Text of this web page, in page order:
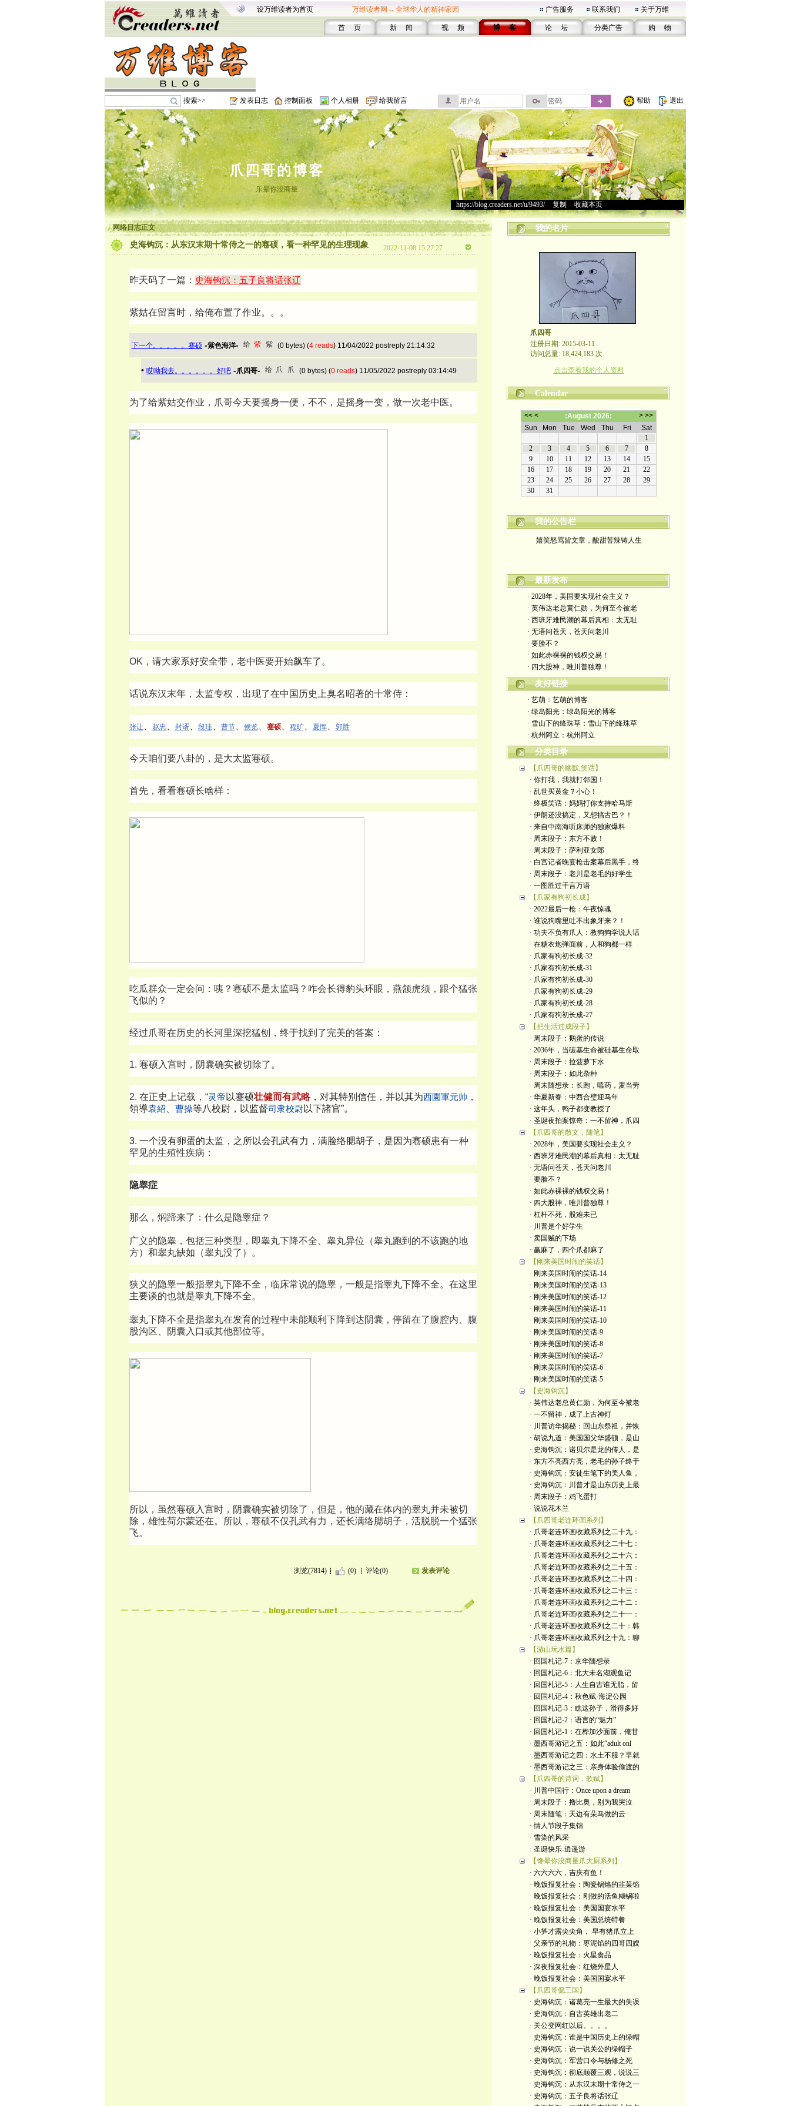
设万维读者为首页 万维读者网 -- 全球华人的精神家园 广告服务 联系我们 关于万维
首 页 新 闻 视 频 博 客 论 坛 分类广告 购 物
搜索>> 发表日志 控制面板 个人相册 给我留言 帮助 退出
爪四哥的博客
乐晕你没商量
https://blog.creaders.net/u/9493/> 复制 收藏本页
网络日志正文
史海钩沉：从东汉末期十常侍之一的寋硕，看一种罕见的生理现象 2022-11-08 15:27:27
昨天码了一篇： 史海钩沉：五子良将话张辽
紫姑在留言时，给俺布置了作业。。。
下一个。。。。。蹇硕 -紫色海洋- (0 bytes) (4 reads) 11/04/2022 postreply 21:14:32
• 哎呦我去。。。。。。好吧 -爪四哥- (0 bytes) (0 reads) 11/05/2022 postreply 03:14:49
为了给紫姑交作业，爪哥今天要摇身一便，不不，是摇身一变，做一次老中医。
OK，请大家系好安全带，老中医要开始飙车了。
话说东汉末年，太监专权，出现了在中国历史上臭名昭著的十常侍：
张让、 赵忠 封谞、 段珪、 曹节、 侯览、 蹇硕、 程旷、 夏恽、 郭胜
今天咱们要八卦的，是大太监寋硕。
首先，看看寋硕长啥样：
吃瓜群众一定会问：咦？寋硕不是太监吗？咋会长得豹头环眼，燕颔虎须，跟个猛张
飞似的？
经过爪哥在历史的长河里深挖猛刨，终于找到了完美的答案：
1. 寋硕入宫时，阴囊确实被切除了。
2. 在正史上记载，“灵帝 以蹇硕壮健而有武略，对其特别信任，并以其为西園軍元帅 ，
領導袁紹 曹操等八校尉，以监督司隶校尉以下諸官”。
3. 一个没有卵蛋的太监，之所以会孔武有力，满脸络腮胡子，是因为寋硕患有一种
罕见的生殖性疾病：
隐睾症
那么，焖蹄来了：什么是隐睾症？
广义的隐睾，包括三种类型，即睾丸下降不全、睾丸异位（睾丸跑到的不该跑的地
方）和睾丸缺如（睾丸没了）。
狭义的隐睾一般指睾丸下降不全，临床常说的隐睾，一般是指睾丸下降不全。在这里
主要谈的也就是睾丸下降不全。
睾丸下降不全是指睾丸在发育的过程中未能顺利下降到达阴囊，停留在了腹腔内、腹
股沟区、阴囊入口或其他部位等。
所以，虽然寋硕入宫时，阴囊确实被切除了，但是，他的藏在体内的睾丸并未被切
除，雄性荷尔蒙还在。所以，寋硕不仅孔武有力，还长满络腮胡子，活脱脱一个猛张
飞。
浏览(7814) (0) 评论(0) 发表评论
我的名片
爪四哥
注册日期: 2015-03-11
访问总量: 18,424,183 次
点击查看我的个人资料
Calendar
我的公告栏
最新发布
· 2028年，美国要实现社会主义？
· 英伟达老总黄仁勋，为何至今被老
· 西班牙难民潮的幕后真相：太无耻
· 无语问苍天，苍天问老川
· 要脸不？
· 如此赤裸裸的钱权交易！
· 四大股神，唯川普独尊！
友好链接
· 艺萌：艺萌的博客
· 绿岛阳光：绿岛阳光的博客
· 雪山下的绛珠草：雪山下的绛珠草
· 杭州阿立：杭州阿立
分类目录
【爪四哥的幽默,笑话】
· 你打我，我就打邻国！
· 乱世买黄金？小心！
· 终极笑话：妈妈打你支持哈马斯
· 伊朗还没搞定，又想搞古巴？！
· 来自中南海听床师的独家爆料
· 周末段子：东方不败！
· 周末段子：萨利亚女郎
· 白宫记者晚宴枪击案幕后黑手，终
· 周末段子：老川是老毛的好学生
· 一图胜过千言万语
【爪家有狗初长成】
· 2022最后一枪：午夜惊魂
· 谁说狗嘴里吐不出象牙来？！
· 功夫不负有爪人：教狗狗学说人话
· 在糖衣炮弹面前，人和狗都一样
· 爪家有狗初长成-32
· 爪家有狗初长成-31
· 爪家有狗初长成-30
· 爪家有狗初长成-29
· 爪家有狗初长成-28
· 爪家有狗初长成-27
【把生活过成段子】
· 周末段子：鹅蛋的传说
· 2036年，当碳基生命被硅基生命取
· 周末段子：拉菠萝下水
· 周末段子：如此杂种
· 周末随想录：长跑，嗑药，麦当劳
· 华夏新春：中西合璧迎马年
· 这年头，鸭子都变教授了
· 圣诞夜拍案惊奇：一不留神，爪四
【爪四哥的散文，随笔】
· 2028年，美国要实现社会主义？
· 西班牙难民潮的幕后真相：太无耻
· 无语问苍天，苍天问老川
· 要脸不？
· 如此赤裸裸的钱权交易！
· 四大股神，唯川普独尊！
· 杠杆不死，股难未已
· 川普是个好学生
· 卖国贼的下场
· 赢麻了，四个爪都麻了
【刚来美国时闹的笑话】
· 刚来美国时闹的笑话-14
· 刚来美国时闹的笑话-13
· 刚来美国时闹的笑话-12
· 刚来美国时闹的笑话-11
· 刚来美国时闹的笑话-10
· 刚来美国时闹的笑话-9
· 刚来美国时闹的笑话-8
· 刚来美国时闹的笑话-7
· 刚来美国时闹的笑话-6
· 刚来美国时闹的笑话-5
【史海钩沉】
· 英伟达老总黄仁勋，为何至今被老
· 一不留神，成了上古神灯
· 川普访华揭秘：回山东祭祖，并恢
· 胡说九道：美国国父华盛顿，是山
· 史海钩沉：诺贝尔是龙的传人，是
· 东方不亮西方亮，老毛的孙子终于
· 史海钩沉：安徒生笔下的美人鱼，
· 史海钩沉：川普才是山东历史上最
· 周末段子：鸡飞蛋打
· 说说花木兰
【爪四哥老连环画系列】
· 爪哥老连环画收藏系列之二十九：
· 爪哥老连环画收藏系列之二十七：
· 爪哥老连环画收藏系列之二十六：
· 爪哥老连环画收藏系列之二十五：
· 爪哥老连环画收藏系列之二十四：
· 爪哥老连环画收藏系列之二十三：
· 爪哥老连环画收藏系列之二十二：
· 爪哥老连环画收藏系列之二十一：
· 爪哥老连环画收藏系列之二十：韩
· 爪哥老连环画收藏系列之十九：聊
【游山玩水篇】
· 回国札记-7：京华随想录
· 回国札记-6：北大未名湖观鱼记
· 回国札记-5：人生自古谁无脂，留
· 回国札记-4：秋色赋·海淀公园
· 回国札记-3：瞧这孙子，滑得多好
· 回国札记-2：语言的“魅力”
· 回国札记-1：在桦加沙面前，俺甘
· 墨西哥游记之五：如此“adult onl
· 墨西哥游记之四：水土不服？早就
· 墨西哥游记之三：亲身体验偷渡的
【爪四哥的诗词，歌赋】
· 川普中国行：Once upon a dream
· 周末段子：撸比奥，别为我哭泣
· 周末随笔：天边有朵马做的云
· 情人节段子集锦
· 雪染的风采
· 圣诞快乐-逍遥游
【馋晕你没商量爪大厨系列】
· 六六六六，吉庆有鱼！
· 晚饭报复社会：陶瓷锅烙的韭菜馅
· 晚饭报复社会：刚做的活鱼糊锅啦
· 晚饭报复社会：美国国宴水平
· 晚饭报复社会：美国总统特餐
· 小笋才露尖尖角， 早有猪爪立上
· 父亲节的礼物：枣泥馅的四哥四嫂
· 晚饭报复社会：火星食品
· 深夜报复社会：红烧外星人
· 晚饭报复社会：美国国宴水平
【爪四哥侃三国】
· 史海钩沉：诸葛亮一生最大的失误
· 史海钩沉：自古英雄出老二
· 关公变网红以后。。。。
· 史海钩沉：谁是中国历史上的绿帽
· 史海钩沉：说一说关公的绿帽子
· 史海钩沉：军营口令与杨修之死
· 史海钩沉：彻底颠覆三观，说说三
· 史海钩沉：从东汉末期十常侍之一
· 史海钩沉：五子良将话张辽